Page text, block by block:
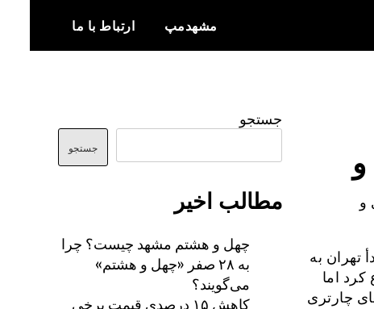
مشهدمپ ارتباط با ما
و
مبدأ تهران به
اما
چارتری
جستجو
جستجو
مطالب اخیر
چهل و هشتم مشهد چیست؟ چرا
به ۲۸ صفر «چهل و هشتم»
می‌گویند؟
کاهش ۱۵ درصدی قیمت برخی